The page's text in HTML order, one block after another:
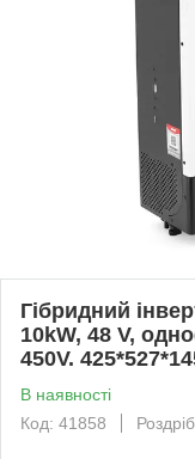
Гібридний
10kW, 48 V,
450V.
В наявності
Код: 41858
Роздріб